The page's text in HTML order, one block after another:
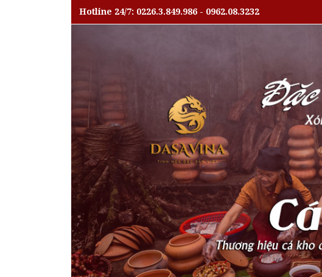
Hotline 24/7: 0226.3.849.986 - 0962.08.3232